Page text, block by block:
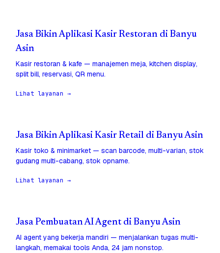
Jasa Bikin Aplikasi Kasir Restoran di Banyu
Asin
Kasir restoran & kafe — manajemen meja, kitchen display,
split bill, reservasi, QR menu.
Lihat layanan →
Jasa Bikin Aplikasi Kasir Retail di Banyu Asin
Kasir toko & minimarket — scan barcode, multi-varian, stok
gudang multi-cabang, stok opname.
Lihat layanan →
Jasa Pembuatan AI Agent di Banyu Asin
AI agent yang bekerja mandiri — menjalankan tugas multi-
langkah, memakai tools Anda, 24 jam nonstop.